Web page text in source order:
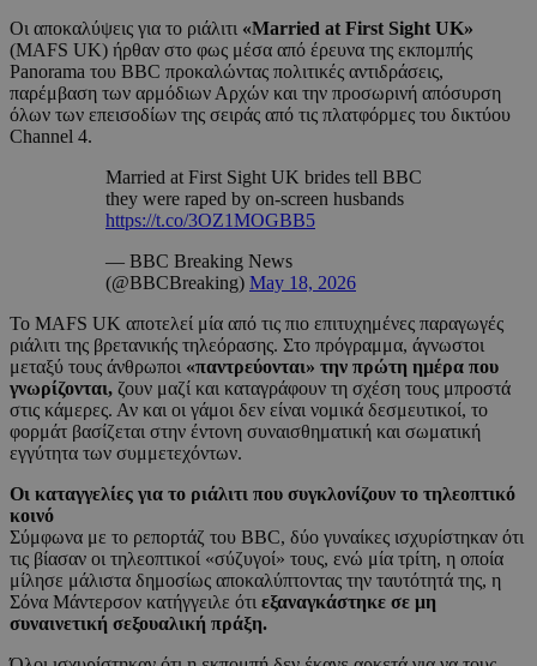
Οι αποκαλύψεις για το ριάλιτι «Married at First Sight UK»
(MAFS UK) ήρθαν στο φως μέσα από έρευνα της εκπομπής
Panorama του BBC προκαλώντας πολιτικές αντιδράσεις,
παρέμβαση των αρμόδιων Αρχών και την προσωρινή απόσυρση
όλων των επεισοδίων της σειράς από τις πλατφόρμες του δικτύου
Channel 4.
Married at First Sight UK brides tell BBC
they were raped by on-screen husbands
https://t.co/3OZ1MOGBB5
— BBC Breaking News
(@BBCBreaking) May 18, 2026
Το MAFS UK αποτελεί μία από τις πιο επιτυχημένες παραγωγές
ριάλιτι της βρετανικής τηλεόρασης. Στο πρόγραμμα, άγνωστοι
μεταξύ τους άνθρωποι «παντρεύονται» την πρώτη ημέρα που
γνωρίζονται, ζουν μαζί και καταγράφουν τη σχέση τους μπροστά
στις κάμερες. Αν και οι γάμοι δεν είναι νομικά δεσμευτικοί, το
φορμάτ βασίζεται στην έντονη συναισθηματική και σωματική
εγγύτητα των συμμετεχόντων.
Οι καταγγελίες για το ριάλιτι που συγκλονίζουν το τηλεοπτικό
κοινό
Σύμφωνα με το ρεπορτάζ του BBC, δύο γυναίκες ισχυρίστηκαν ότι
τις βίασαν οι τηλεοπτικοί «σύζυγοί» τους, ενώ μία τρίτη, η οποία
μίλησε μάλιστα δημοσίως αποκαλύπτοντας την ταυτότητά της, η
Σόνα Μάντερσον κατήγγειλε ότι εξαναγκάστηκε σε μη
συναινετική σεξουαλική πράξη.